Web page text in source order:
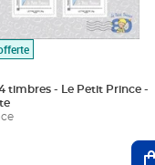
timbres - Le Petit Prince -